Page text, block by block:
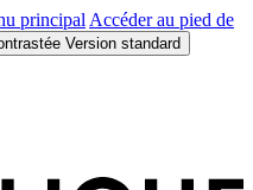
principal Accéder au pied de
Version standard